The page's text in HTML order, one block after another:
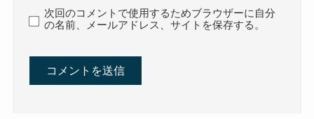
次回のコメントで使用するためブラウザーに自分
の名前、メールアドレス、サイトを保存する。